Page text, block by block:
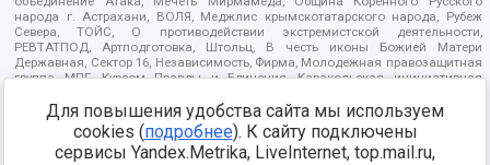
народа г. Астрахани, ВОЛЯ, Меджлис крымскотатарского народа, Рубеж
Севера, ТОЙС, О противодействии экстремистской деятельности,
РЕВТАТПОД, Артподготовка, Штольц, В честь иконы Божией Матери
Державная, Сектор 16, Независимость, Фирма, Молодежная правозащитная
группа МПГ, Курсом Правды и Единения, Каракольская инициативная
Благотворительный пансионат Ак Умут, Русская республика Русь,
Арестантское уголовное единство, Башкорт, Нация и свобода, W.H.С., Фалунь
Дафа, Иртыш Ultras, Русский Патриотический клуб-Новокузнецк/РПК,
Сибирский державный союз, Фонд борьбы с коррупцией, Фонд защиты прав
Для повышения удобства сайта мы используем
cookies (подробнее). К сайту подключены
сервисы Yandex.Metrika, LiveInternet, top.mail.ru,